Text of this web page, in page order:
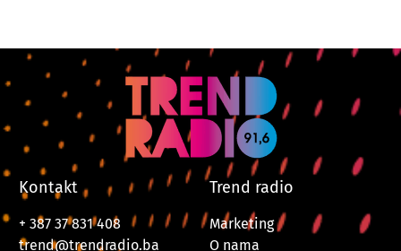
Kontakt
+ 387 37 831 408
trend@trendradio.ba
Trend radio
Marketing
O nama